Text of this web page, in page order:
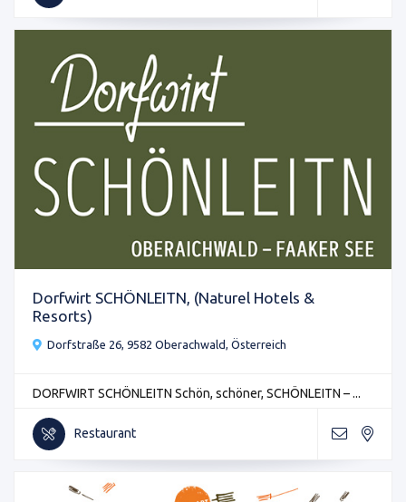
Dorfwirt SCHÖNLEITN, (Naturel Hotels &
Resorts)
Dorfstraße 26, 9582 Oberachwald, Österreich
DORFWIRT SCHÖNLEITN Schön, schöner, SCHÖNLEITN – ...
Restaurant